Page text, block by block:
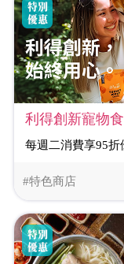
#特色商店
每週二消費享95折